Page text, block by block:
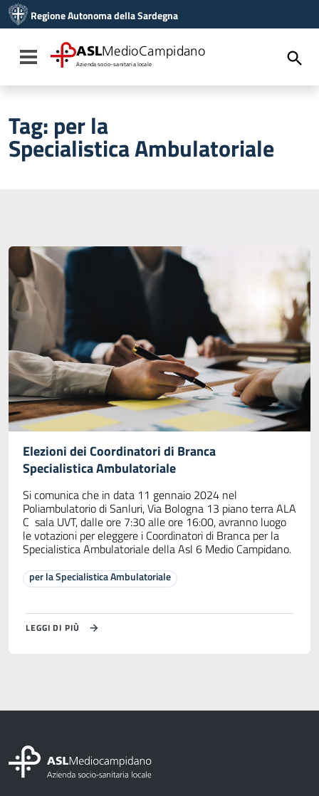
Vai al menu di navigazione
Vai al footer
Regione Autonoma della Sardegna
Toggle navigation
ASLMedioCampidano
Azienda socio-sanitaria locale
Tag: per la
Specialistica Ambulatoriale
Elezioni dei Coordinatori di Branca
Specialistica Ambulatoriale
Si comunica che in data 11 gennaio 2024 nel
Poliambulatorio di Sanluri, Via Bologna 13 piano terra ALA
C sala UVT, dalle ore 7:30 alle ore 16:00, avranno luogo
le votazioni per eleggere i Coordinatori di Branca per la
Specialistica Ambulatoriale della Asl 6 Medio Campidano.
per la Specialistica Ambulatoriale
LEGGI DI PIÙ